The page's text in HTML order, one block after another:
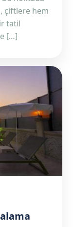
çiftlere hem
tatil
[…]